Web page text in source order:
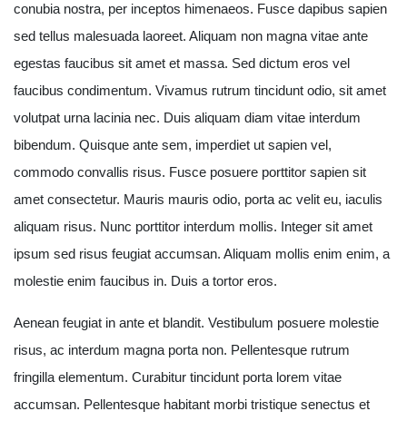
conubia nostra, per inceptos himenaeos. Fusce dapibus sapien
sed tellus malesuada laoreet. Aliquam non magna vitae ante
egestas faucibus sit amet et massa. Sed dictum eros vel
faucibus condimentum. Vivamus rutrum tincidunt odio, sit amet
volutpat urna lacinia nec. Duis aliquam diam vitae interdum
bibendum. Quisque ante sem, imperdiet ut sapien vel,
commodo convallis risus. Fusce posuere porttitor sapien sit
amet consectetur. Mauris mauris odio, porta ac velit eu, iaculis
aliquam risus. Nunc porttitor interdum mollis. Integer sit amet
ipsum sed risus feugiat accumsan. Aliquam mollis enim enim, a
molestie enim faucibus in. Duis a tortor eros.
Aenean feugiat in ante et blandit. Vestibulum posuere molestie
risus, ac interdum magna porta non. Pellentesque rutrum
fringilla elementum. Curabitur tincidunt porta lorem vitae
accumsan. Pellentesque habitant morbi tristique senectus et